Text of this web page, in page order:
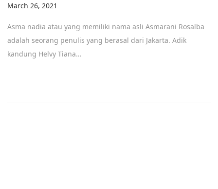
Posted on
March 26, 2021
Asma nadia atau yang memiliki nama asli Asmarani Rosalba
adalah seorang penulis yang berasal dari Jakarta. Adik
kandung Helvy Tiana…